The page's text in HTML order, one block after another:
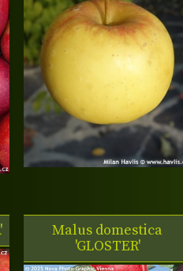
Malus domestica
'GLOSTER'